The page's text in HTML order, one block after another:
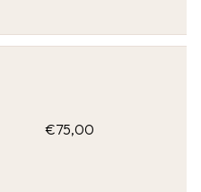
€75,00